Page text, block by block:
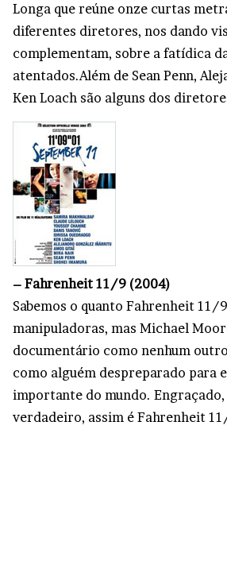
Longa que reúne onze curtas
diferentes diretores, nos dando
complementam, sobre a fatídica
atentados.Além de Sean Penn,
Ken Loach são alguns dos
– Fahrenheit 11/9 (2004)
Sabemos o quanto Fahrenheit 11/
manipuladoras, mas Michael
documentário como nenhum
como alguém despreparado para
importante do mundo. Engraçado,
verdadeiro, assim é Fahrenheit